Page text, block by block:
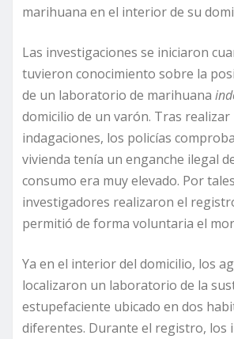
marihuana en el interior de su
Las investigaciones se iniciaron
tuvieron conocimiento sobre la
de un laboratorio de marihuana
domicilio de un varón. Tras realizar
indagaciones, los policías
vivienda tenía un enganche ilegal
consumo era muy elevado. Por
investigadores realizaron el
permitió de forma voluntaria el
Ya en el interior del domicilio, los
localizaron un laboratorio de la
estupefaciente ubicado en dos
diferentes. Durante el registro, los